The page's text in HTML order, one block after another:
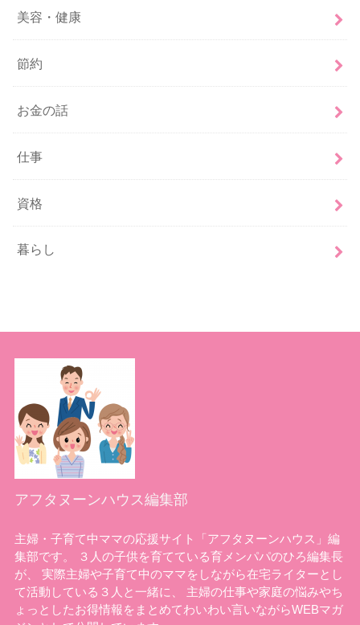
美容・健康
節約
お金の話
仕事
資格
暮らし
アフタヌーンハウス編集部
主婦・子育て中ママの応援サイト「アフタヌーンハウス」編
集部です。 ３人の子供を育てている育メンパパのひろ編集長
が、 実際主婦や子育て中のママをしながら在宅ライターとし
て活動している３人と一緒に、 主婦の仕事や家庭の悩みやち
ょっとしたお得情報をまとめてわいわい言いながらWEBマガ